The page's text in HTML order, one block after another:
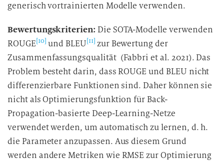
generisch vortrainierten Modelle verwenden.
Bewertungskriterien: Die SOTA-Modelle verwenden
ROUGE [10] und BLEU [11] zur Bewertung der
Zusammenfassungsqualität (Fabbri et al. 2021). Das
Problem besteht darin, dass ROUGE und BLEU nicht
differenzierbare Funktionen sind. Daher können sie
nicht als Optimierungsfunktion für Back-
Propagation-basierte Deep-Learning-Netze
verwendet werden, um automatisch zu lernen, d. h.
die Parameter anzupassen. Aus diesem Grund
werden andere Metriken wie RMSE zur Optimierung